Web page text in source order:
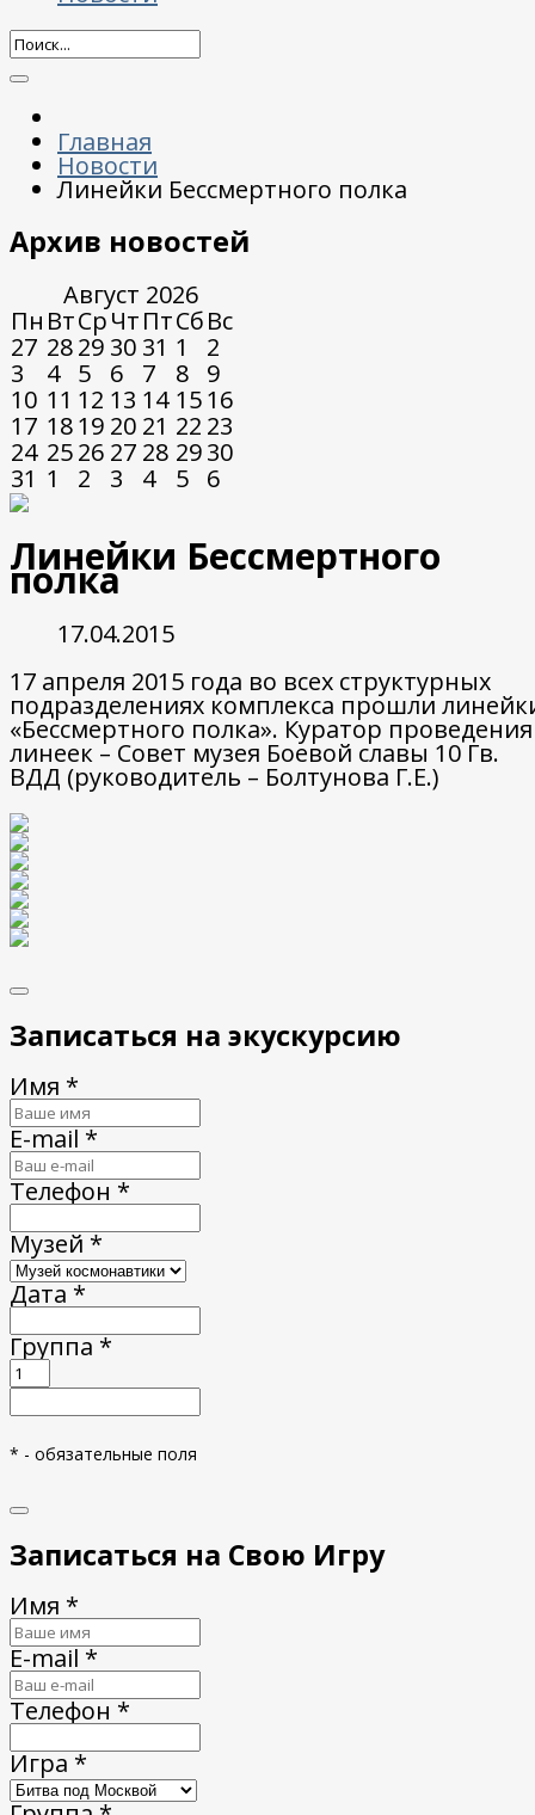
Главная
Новости
Линейки Бессмертного полка
Архив новостей
Август 2026
Пн ВтСрЧтПтСбВс
27 2829 30 31 1
2
3
4 5 6 7 8 9
10 11 12 13 14 1516
17 1819 20 21 22 23
24 2526 27 28 2930
31 1 2 3 4 5 6
Линейки Бессмертного
полка
17.04.2015
17 апреля 2015 года во всех структурных
подразделениях комплекса прошли
«Бессмертного полка». Куратор проведения
линеек – Совет музея Боевой славы 10 Гв.
ВДД (руководитель – Болтунова Г.Е.)
Записаться на экускурсию
Имя *
E-mail *
Телефон *
Музей *
Дата *
Группа *
* - обязательные поля
Записаться на Свою Игру
Имя *
E-mail *
Телефон *
Игра *